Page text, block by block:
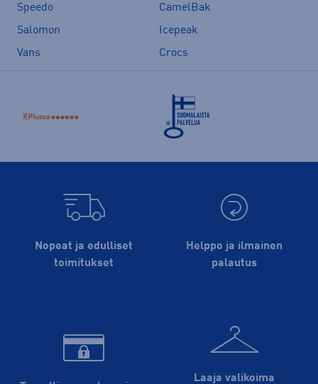
Speedo
CamelBak
Salomon
Icepeak
Vans
Crocs
Nopeat ja edulliset
toimitukset
Helppo ja ilmainen
palautus
Laaja valikoima